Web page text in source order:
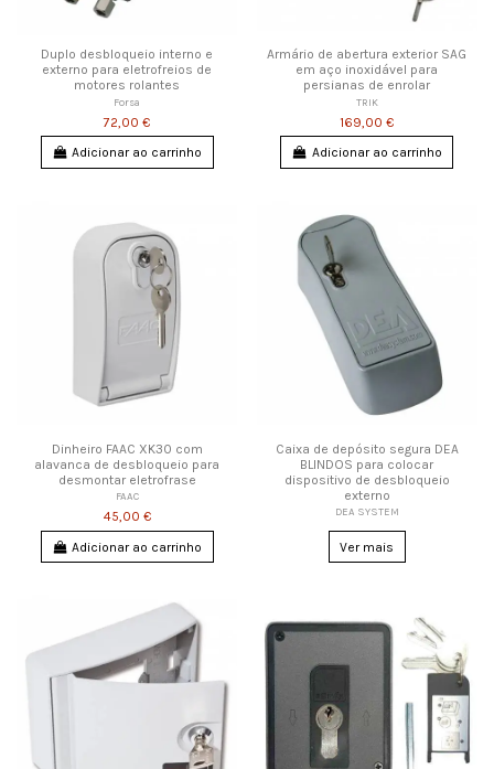
Duplo desbloqueio interno e
externo para eletrofreios de
motores rolantes
Forsa
72,00 €
Adicionar ao carrinho
Armário de abertura exterior SAG
em aço inoxidável para
persianas de enrolar
TRIK
169,00 €
Adicionar ao carrinho
Dinheiro FAAC XK30 com
alavanca de desbloqueio para
desmontar eletrofrase
FAAC
45,00 €
Adicionar ao carrinho
Caixa de depósito segura DEA
BLINDOS para colocar
dispositivo de desbloqueio
externo
DEA SYSTEM
Ver mais